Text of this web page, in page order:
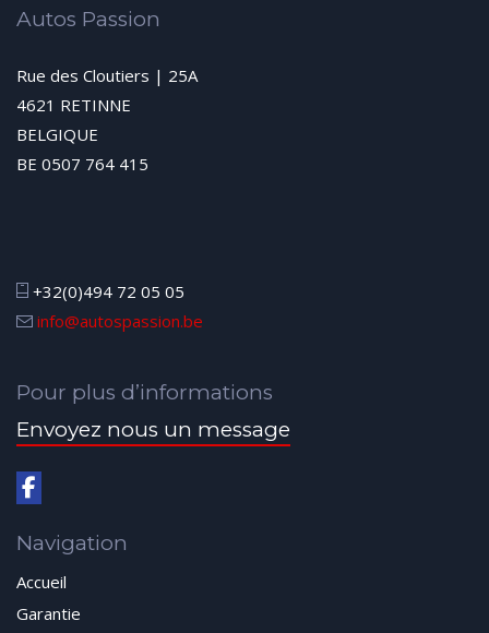
Autos Passion
Rue des Cloutiers | 25A
4621 RETINNE
BELGIQUE
BE 0507 764 415
+32(0)494 72 05 05
info@autospassion.be
Pour plus d’informations
Envoyez nous un message
Navigation
Accueil
Garantie